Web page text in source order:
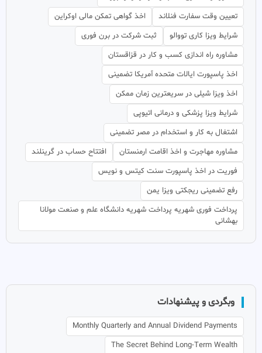
تعیین وقت سفارت فنلاند
اخذ گواهی تمکن مالی اوکراین
شرایط ویزا کاری تووالو
ثبت شرکت در برن فوری
مشاوره راه اندازی کسب و کار در قزاقستان
اخذ پاسپورت ایالات متحده آمریکا تضمینی
اخذ ویزا شیلی در سریعترین زمان ممکن
شرایط ویزا پزشکی و درمانی اتیوپی
اشتغال به کار و استخدام در مصر تضمینی
مشاوره مهاجرت و اخذ اقامت ارمنستان
افتتاح حساب در گرینلند
فوریت در اخذ پاسپورت سنت کیتس و نویس
رفع تضمینی ریجکتی ویزا یمن
پرداخت فوری شهریه پرداخت شهریه دانشگاه علم و صنعت مولانا
بهشانی
وبگردی و پیشنهادات
Monthly Quarterly and Annual Dividend Payments
The Secret Behind Long-Term Wealth